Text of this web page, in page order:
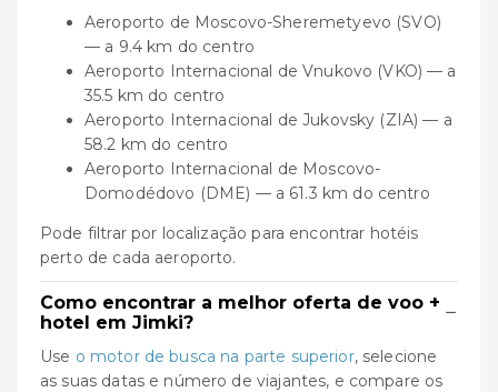
Aeroporto de Moscovo-Sheremetyevo (SVO)
— a 9.4 km do centro
Aeroporto Internacional de Vnukovo (VKO) — a
35.5 km do centro
Aeroporto Internacional de Jukovsky (ZIA) — a
58.2 km do centro
Aeroporto Internacional de Moscovo-
Domodédovo (DME) — a 61.3 km do centro
Pode filtrar por localização para encontrar hotéis
perto de cada aeroporto.
Como encontrar a melhor oferta de voo +
hotel em Jimki?
−
Use o motor de busca na parte superior, selecione
as suas datas e número de viajantes, e compare os